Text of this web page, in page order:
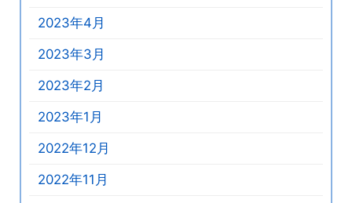
2023年4月
2023年3月
2023年2月
2023年1月
2022年12月
2022年11月